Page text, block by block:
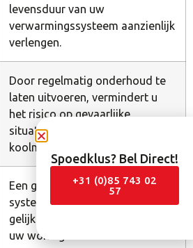
levensduur van uw
verwarmingssysteem aanzienlijk
verlengen.
Door regelmatig onderhoud te
laten uitvoeren, vermindert u
het risico op gevaarlijke
situaties zoals
koolmonoxidelekkage.
Een goed onderhouden
systeem zorgt voor een
gelijkmatige warmteverdeling in
uw woning.
Spoedklus? Bel Direct!
+31 (0)85 743 02
57